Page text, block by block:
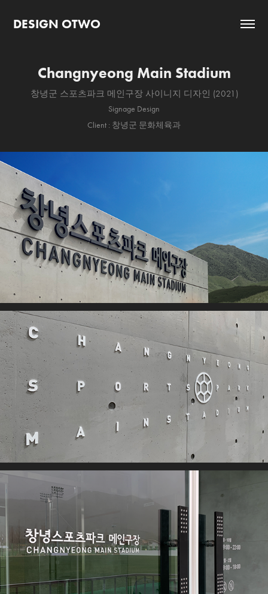
DESIGN OTWO
Changnyeong Main Stadium
창녕군 스포츠파크 메인구장 사이니지 디자인 (2021)
Signage Design
Client : 창녕군 문화체육과